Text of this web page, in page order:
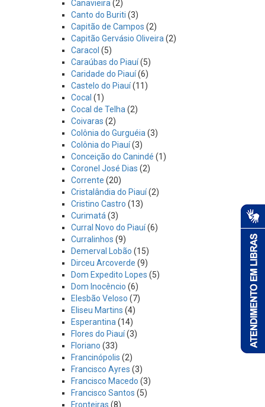
Canavieira (2)
Canto do Buriti (3)
Capitão de Campos (2)
Capitão Gervásio Oliveira (2)
Caracol (5)
Caraúbas do Piauí(5)
Caridade do Piauí(6)
Castelo do Piauí(11)
Cocal (1)
Cocal de Telha (2)
Coivaras (2)
Colônia do Gurguéia (3)
Colônia do Piauí(3)
Conceição do Canindé (1)
Coronel José Dias (2)
Corrente (20)
Cristalândia do Piauí(2)
Cristino Castro (13)
Curimatá (3)
Curral Novo do Piauí(6)
Curralinhos (9)
Demerval Lobão (15)
Dirceu Arcoverde (9)
Dom Expedito Lopes (5)
Dom Inocêncio (6)
Elesbão Veloso (7)
Eliseu Martins (4)
Esperantina (14)
Flores do Piauí(3)
Floriano (33)
Francinópolis (2)
Francisco Ayres (3)
Francisco Macedo (3)
Francisco Santos (5)
Fronteiras (8)